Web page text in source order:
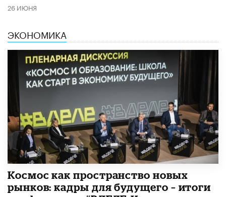
26 ИЮНЯ
ЭКОНОМИКА
Космос как пространство новых
рынков: кадры для будущего – итоги